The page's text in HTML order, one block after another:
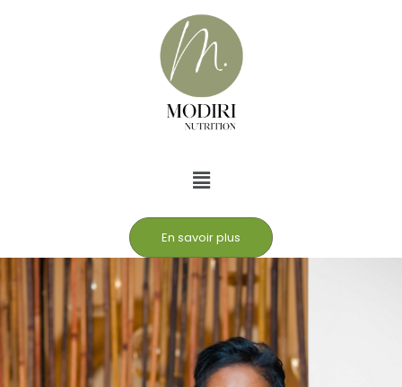
En savoir plus